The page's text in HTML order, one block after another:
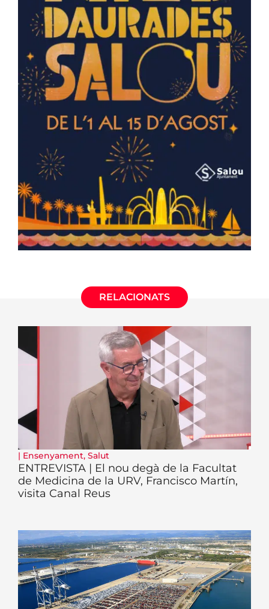
RELACIONATS
| Ensenyament, Salut
ENTREVISTA | El nou degà de la Facultat
de Medicina de la URV, Francisco Martín,
visita Canal Reus